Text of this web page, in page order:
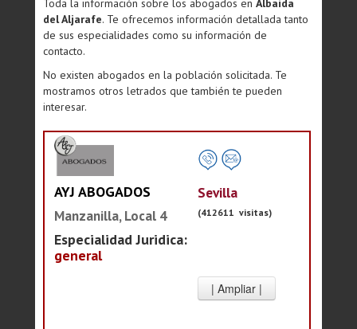
Toda la información sobre los abogados en Albaida
del Aljarafe. Te ofrecemos información detallada tanto
de sus especialidades como su información de
contacto.
No existen abogados en la población solicitada. Te
mostramos otros letrados que también te pueden
interesar.
AYJ ABOGADOS
Manzanilla, Local 4
Especialidad Juridica:
general
Sevilla
(412611 visitas)